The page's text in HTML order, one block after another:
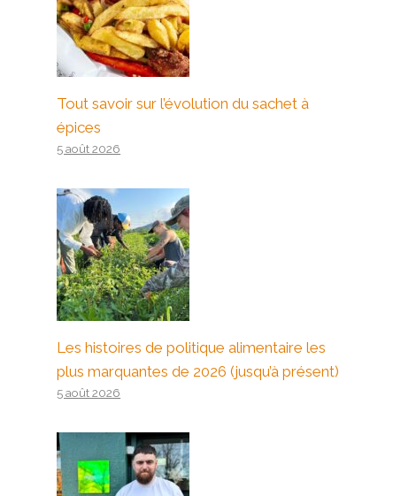
Tout savoir sur l’évolution du sachet à
épices
5 août 2026
Les histoires de politique alimentaire les
plus marquantes de 2026 (jusqu’à présent)
5 août 2026